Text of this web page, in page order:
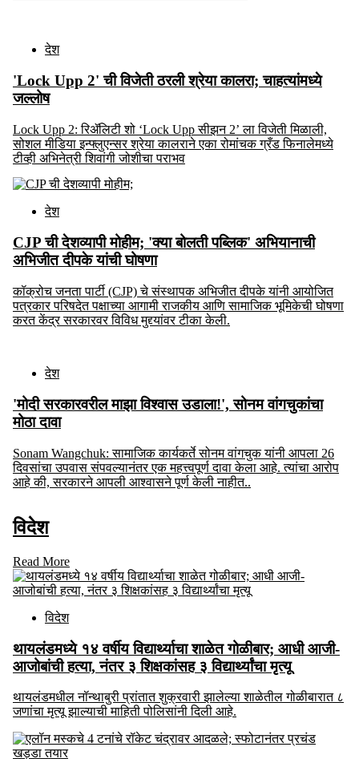
देश
'Lock Upp 2' ची विजेती ठरली श्रेया कालरा; चाहत्यांमध्ये
जल्लोष
Lock Upp 2: रिॲलिटी शो ‘Lock Upp सीझन 2’ ला विजेती मिळाली,
सोशल मीडिया इन्फ्लुएन्सर श्रेया कालराने एका रोमांचक ग्रँड फिनालेमध्ये
टीव्ही अभिनेत्री शिवांगी जोशीचा पराभव
देश
CJP ची देशव्यापी मोहीम; 'क्या बोलती पब्लिक' अभियानाची
अभिजीत दीपके यांची घोषणा
कॉक्रोच जनता पार्टी (CJP) चे संस्थापक अभिजीत दीपके यांनी आयोजित
पत्रकार परिषदेत पक्षाच्या आगामी राजकीय आणि सामाजिक भूमिकेची घोषणा
करत केंद्र सरकारवर विविध मुद्द्यांवर टीका केली.
देश
'मोदी सरकारवरील माझा विश्वास उडाला!', सोनम वांगचुकांचा
मोठा दावा
Sonam Wangchuk: सामाजिक कार्यकर्ते सोनम वांगचुक यांनी आपला 26
दिवसांचा उपवास संपवल्यानंतर एक महत्त्वपूर्ण दावा केला आहे. त्यांचा आरोप
आहे की, सरकारने आपली आश्वासने पूर्ण केली नाहीत..
विदेश
Read More
विदेश
थायलंडमध्ये १४ वर्षीय विद्यार्थ्याचा शाळेत गोळीबार; आधी आजी-
आजोबांची हत्या, नंतर ३ शिक्षकांसह ३ विद्यार्थ्यांचा मृत्यू
थायलंडमधील नॉन्थाबुरी प्रांतात शुक्रवारी झालेल्या शाळेतील गोळीबारात ८
जणांचा मृत्यू झाल्याची माहिती पोलिसांनी दिली आहे.